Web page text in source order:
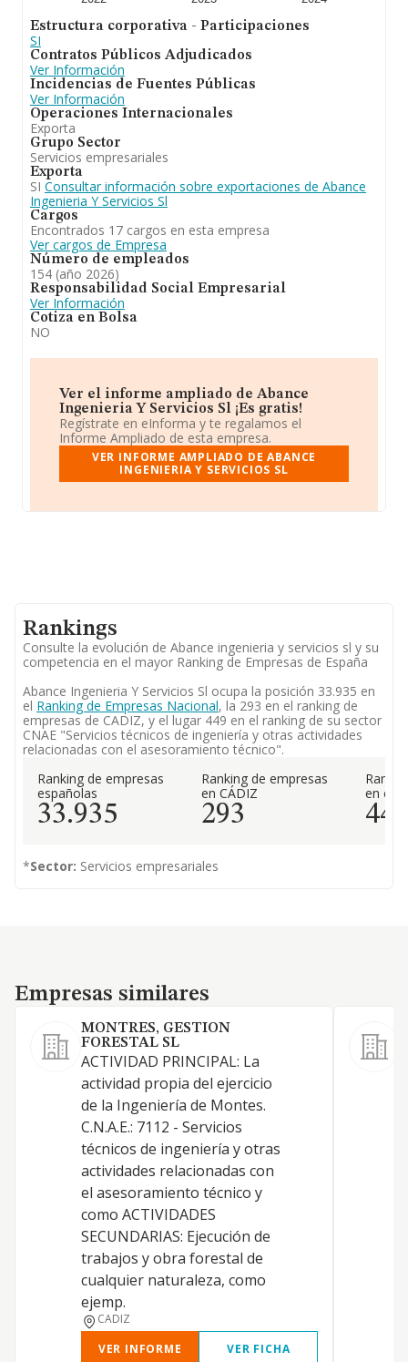
Estructura corporativa - Participaciones
SI
Contratos Públicos Adjudicados
Ver Información
Incidencias de Fuentes Públicas
Ver Información
Operaciones Internacionales
Exporta
Grupo Sector
Servicios empresariales
Exporta
SI Consultar información sobre exportaciones de Abance
Ingenieria Y Servicios Sl
Cargos
Encontrados 17 cargos en esta empresa
Ver cargos de Empresa
Número de empleados
154 (año 2026)
Responsabilidad Social Empresarial
Ver Información
Cotiza en Bolsa
NO
Ver el informe ampliado de Abance
Ingenieria Y Servicios Sl ¡Es gratis!
Regístrate en eInforma y te regalamos el
Informe Ampliado de esta empresa.
VER INFORME AMPLIADO DE ABANCE
INGENIERIA Y SERVICIOS SL
Rankings
Consulte la evolución de Abance ingenieria y servicios sl y su
competencia en el mayor Ranking de Empresas de España
Abance Ingenieria Y Servicios Sl ocupa la posición 33.935 en
el Ranking de Empresas Nacional, la 293 en el ranking de
empresas de CADIZ, y el lugar 449 en el ranking de su sector
CNAE "Servicios técnicos de ingeniería y otras actividades
relacionadas con el asesoramiento técnico".
Ranking de empresas
españolas
33.935
Ranking de empresas
en CÁDIZ
293
en el
449
*Sector: Servicios empresariales
Empresas similares
Empresas similares
MONTRES, GESTION
FORESTAL SL
ACTIVIDAD PRINCIPAL: La
actividad propia del ejercicio
de la Ingeniería de Montes.
C.N.A.E.: 7112 - Servicios
técnicos de ingeniería y otras
actividades relacionadas con
el asesoramiento técnico y
como ACTIVIDADES
SECUNDARIAS: Ejecución de
trabajos y obra forestal de
cualquier naturaleza, como
ejemp.
CADIZ
VER INFORME
VER FICHA